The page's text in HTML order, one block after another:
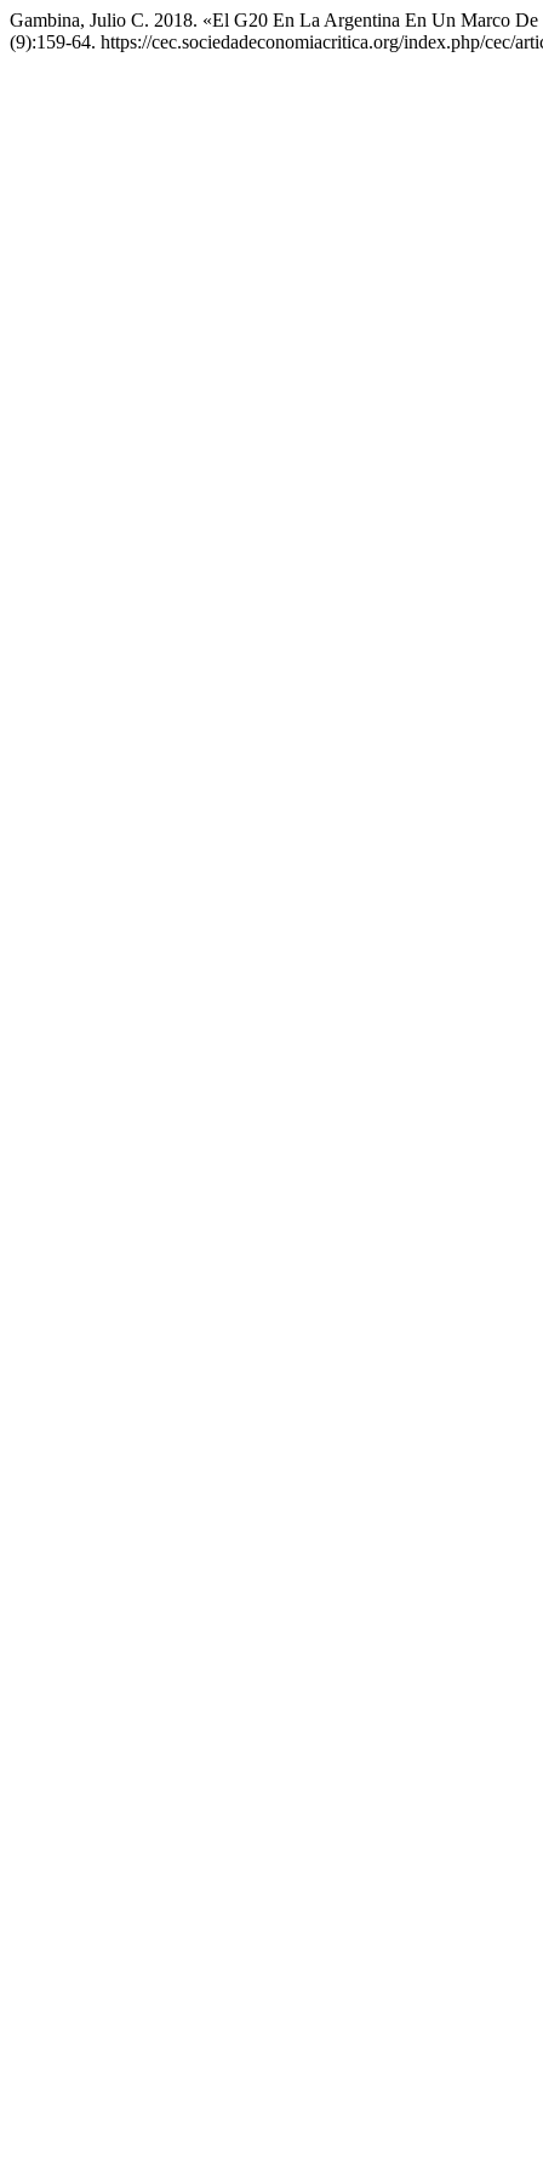
Gambina, Julio C. 2018. «El G20 En La Argentina En Un Marco
(9):159-64. https://cec.sociedadeconomiacritica.org/index.php/cec/